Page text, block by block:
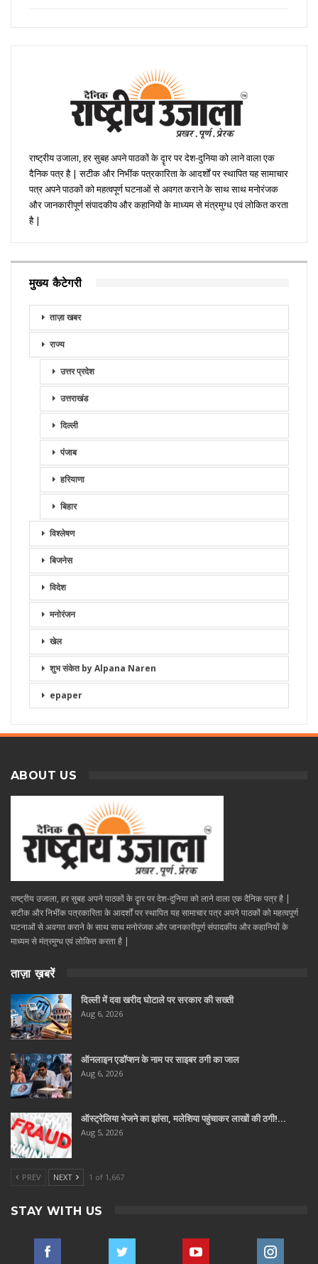
राष्ट्रीय उजाला, हर सुबह अपने पाठकों के दॄार पर देश-दुनिया को लाने वाला एक
दैनिक पत्र है | सटीक और निभींक पत्रकारिता के आदर्शों पर स्थापित यह सामाचार
पत्र अपने पाठकों को महत्वपूर्ण घटनाओं से अवगत कराने के साथ साथ मनोरंजक
और जानकारीपूर्ण संपादकीय और कहानियों के माध्यम से मंत्रमुग्ध एवं लोकित करता
है |
मुख्य कैटेगरी
ताज़ा खबर
राज्य
उत्तर प्रदेश
उत्तराखंड
दिल्ली
पंजाब
हरियाणा
बिहार
विश्लेषण
बिजनेस
विदेश
मनोरंजन
खेल
शुभ संकेत by Alpana Naren
epaper
ABOUT US
राष्ट्रीय उजाला, हर सुबह अपने पाठकों के दॄार पर देश-दुनिया को लाने वाला एक दैनिक पत्र है |
सटीक और निभींक पत्रकारिता के आदर्शों पर स्थापित यह सामाचार पत्र अपने पाठकों को महत्वपूर्ण
घटनाओं से अवगत कराने के साथ साथ मनोरंजक और जानकारीपूर्ण संपादकीय और कहानियों के
माध्यम से मंत्रमुग्ध एवं लोकित करता है |
ताज़ा ख़बरें
दिल्ली में दवा खरीद घोटाले पर सरकार की सख्ती
Aug 6, 2026
ऑनलाइन एडॉप्शन के नाम पर साइबर ठगी का जाल
Aug 6, 2026
ऑस्ट्रेलिया भेजने का झांसा, मलेशिया पहुंचाकर लाखों की ठगी!…
Aug 5, 2026
PREV NEXT 1 of 1,667
STAY WITH US